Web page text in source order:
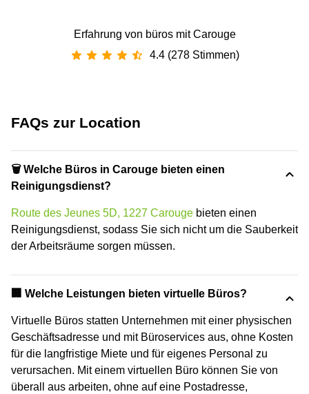
Erfahrung von büros mit Carouge
4.4 (278 Stimmen)
FAQs zur Location
🗑 Welche Büros in Carouge bieten einen
Reinigungsdienst?
Route des Jeunes 5D, 1227 Carouge bieten einen
Reinigungsdienst, sodass Sie sich nicht um die Sauberkeit
der Arbeitsräume sorgen müssen.
🏢 Welche Leistungen bieten virtuelle Büros?
Virtuelle Büros statten Unternehmen mit einer physischen
Geschäftsadresse und mit Büroservices aus, ohne Kosten
für die langfristige Miete und für eigenes Personal zu
verursachen. Mit einem virtuellen Büro können Sie von
überall aus arbeiten, ohne auf eine Postadresse,